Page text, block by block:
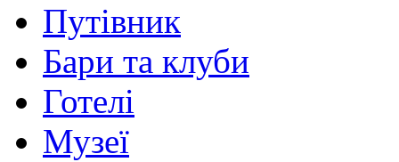
Путівник
Бари та клуби
Готелі
Музеї